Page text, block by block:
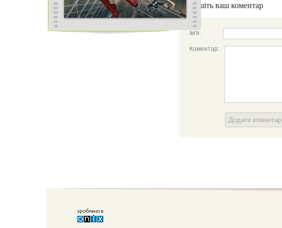
Напишіть ваш коментар
Ім'я:
Коментар:
Додати коментар